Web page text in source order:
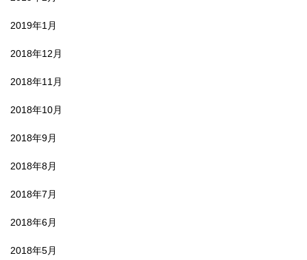
2019年1月
2018年12月
2018年11月
2018年10月
2018年9月
2018年8月
2018年7月
2018年6月
2018年5月